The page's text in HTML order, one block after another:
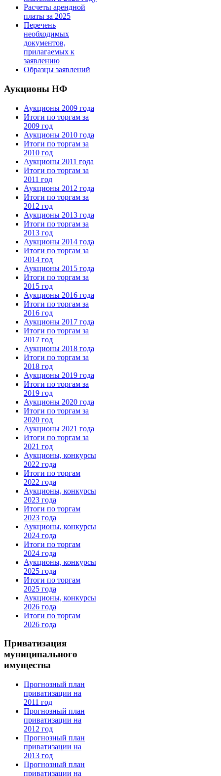
Расчеты арендной
платы за 2025
Перечень
необходимых
документов,
прилагаемых к
заявлению
Образцы заявлений
Аукционы НФ
Аукционы 2009 года
Итоги по торгам за
2009 год
Аукционы 2010 года
Итоги по торгам за
2010 год
Аукционы 2011 года
Итоги по торгам за
2011 год
Аукционы 2012 года
Итоги по торгам за
2012 год
Аукционы 2013 года
Итоги по торгам за
2013 год
Аукционы 2014 года
Итоги по торгам за
2014 год
Аукционы 2015 года
Итоги по торгам за
2015 год
Аукционы 2016 года
Итоги по торгам за
2016 год
Аукционы 2017 года
Итоги по торгам за
2017 год
Аукционы 2018 года
Итоги по торгам за
2018 год
Аукционы 2019 года
Итоги по торгам за
2019 год
Аукционы 2020 года
Итоги по торгам за
2020 год
Аукционы 2021 года
Итоги по торгам за
2021 год
Аукционы, конкурсы
2022 года
Итоги по торгам
2022 года
Аукционы, конкурсы
2023 года
Итоги по торгам
2023 года
Аукционы, конкурсы
2024 года
Итоги по торгам
2024 года
Аукционы, конкурсы
2025 года
Итоги по торгам
2025 года
Аукционы, конкурсы
2026 года
Итоги по торгам
2026 года
Приватизация
муниципального
имущества
Прогнозный план
приватизации на
2011 год
Прогнозный план
приватизации на
2012 год
Прогнозный план
приватизации на
2013 год
Прогнозный план
приватизации на